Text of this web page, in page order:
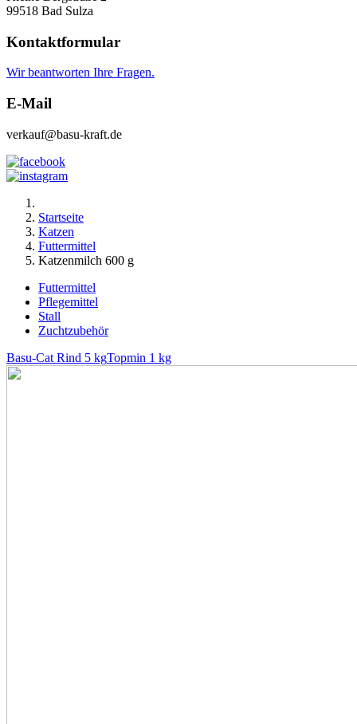
99518 Bad Sulza
Kontaktformular
Wir beantworten Ihre Fragen.
E-Mail
verkauf@basu-kraft.de
Startseite
Katzen
Futtermittel
Katzenmilch 600 g
Futtermittel
Pflegemittel
Stall
Zuchtzubehör
Basu-Cat Rind 5 kgTopmin 1 kg